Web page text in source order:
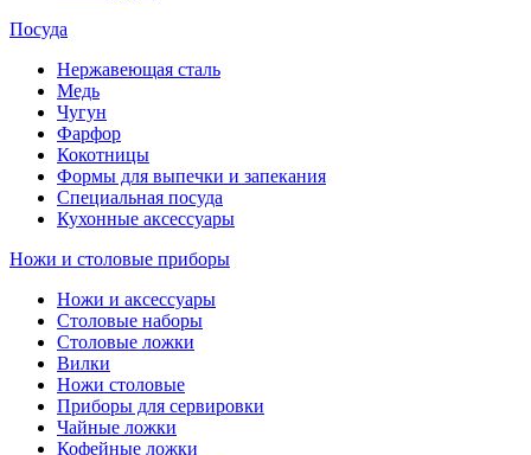
Посуда
Нержавеющая сталь
Медь
Чугун
Фарфор
Кокотницы
Формы для выпечки и запекания
Специальная посуда
Кухонные аксессуары
Ножи и столовые приборы
Ножи и аксессуары
Столовые наборы
Столовые ложки
Вилки
Ножи столовые
Приборы для сервировки
Чайные ложки
Кофейные ложки